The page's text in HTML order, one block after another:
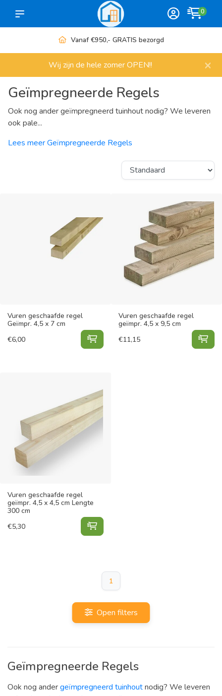
0
Meer dan 1000 artikelen
Wij zijn de hele zomer OPEN!! ×
Geïmpregneerde Regels
Ook nog ander geïmpregneerd tuinhout nodig? We leveren
ook pale...
Lees meer Geïmpregneerde Regels
Vuren geschaafde regel
Geïmpr. 4,5 x 7 cm
€6,00 Vuren geschaafde regel Geïmpr.
Vuren geschaafde regel
geïmpr. 4,5 x 9,5 cm
€11,15
Vuren geschaafde regel
geïmpr. 4,5 x 4,5 cm Lengte
300 cm
€5,30 Vuren geschaafde regel geïmpr.
1
Open filters
Geïmpregneerde Regels
Ook nog andergeïmpregneerd tuinhoutnodig? We leveren